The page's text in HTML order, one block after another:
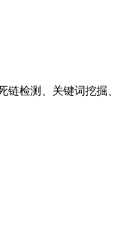
检测、关键词挖掘